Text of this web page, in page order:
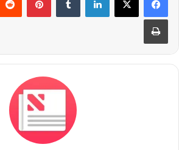
طباعة